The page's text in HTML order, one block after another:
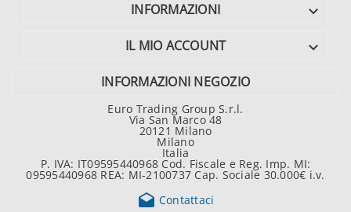
INFORMAZIONI 
IL MIO ACCOUNT 
INFORMAZIONI NEGOZIO
Euro Trading Group S.r.l.
Via San Marco 48
20121 Milano
Milano
Italia
P. IVA: IT09595440968 Cod. Fiscale e Reg. Imp. MI:
09595440968 REA: MI-2100737 Cap. Sociale 30.000€ i.v.
 Contattaci